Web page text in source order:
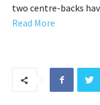
two centre-backs
Read More